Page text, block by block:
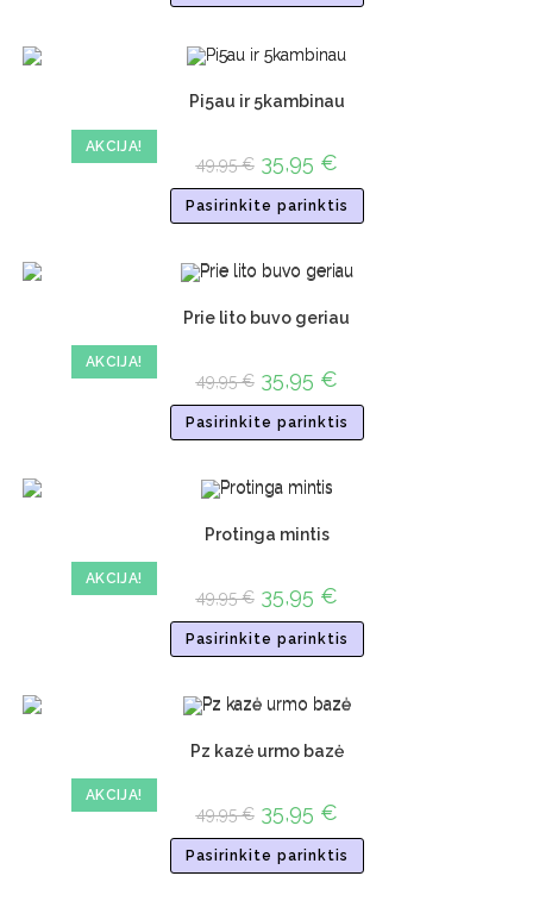
AKCIJA!
Pi5au ir 5kambinau
49,95€ 35,95 €
Pasirinkite parinktis
AKCIJA!
Prie lito buvo geriau
49,95€ 35,95 €
Pasirinkite parinktis
AKCIJA!
Protinga mintis
49,95€ 35,95 €
Pasirinkite parinktis
AKCIJA!
Pz kazė urmo bazė
49,95€ 35,95 €
Pasirinkite parinktis